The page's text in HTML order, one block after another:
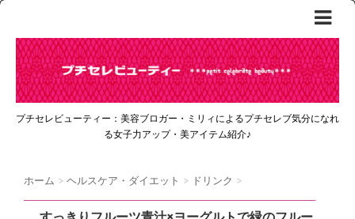
プチセレビューティー：美容ブロガー・ミリィによるプチセレブ気分になれ
る女子力アップ・美アイテム紹介♪
ホーム > ヘルスケア・ダイエット > ドリンク >